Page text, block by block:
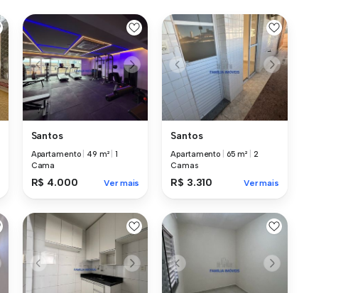
Santos
Apartamento 49 m² |1
Cama
R$ 4.000 Ver mais
Santos
Apartamento 65 m²
2
Camas
R$ 3.310 Ver mais